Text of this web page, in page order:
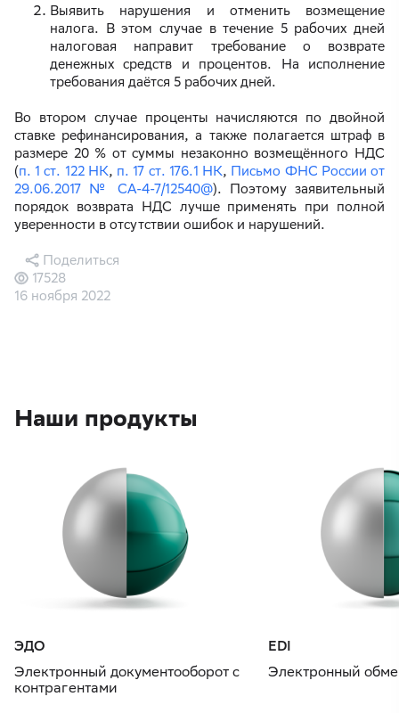
Выявить нарушения и отменить возмещение
налога. В этом случае в течение 5 рабочих дней
налоговая направит требование о возврате
денежных средств и процентов. На исполнение
требования даётся 5 рабочих дней.
Во втором случае проценты начисляются по двойной
ставке рефинансирования, а также полагается штраф в
размере 20 % от суммы незаконно возмещённого НДС
(п. 1 ст. 122 НК, п. 17 ст. 176.1 НК, Письмо ФНС России от
29.06.2017 № СА-4-7/12540@). Поэтому заявительный
порядок возврата НДС лучше применять при полной
уверенности в отсутствии ошибок и нарушений.
16 ноября 2022
17528
Поделиться
Наши продукты
ЭДО
Электронный документооборот с
контрагентами
EDI
Электронный